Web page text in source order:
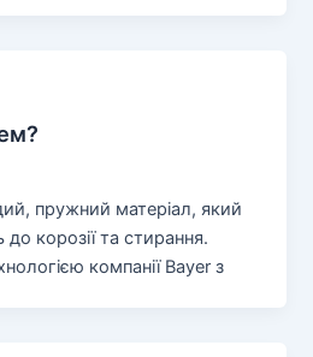
пружний матеріал, який
до корозії та стирання.
компанії Bayer з